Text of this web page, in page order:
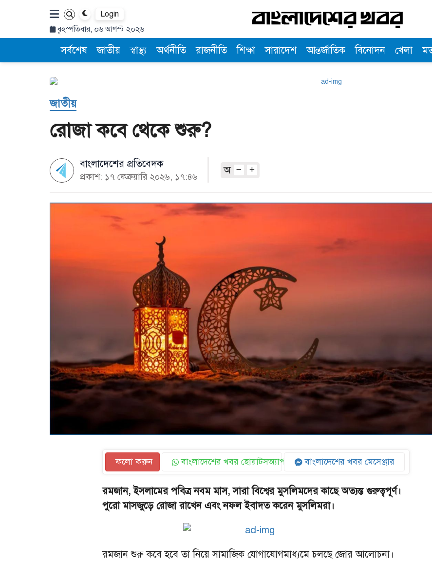
Login
বৃহস্পতিবার, ০৬ আগস্ট ২০২৬
সর্বশেষ জাতীয় স্বাস্থ্য অর্থনীতি রাজনীতি শিক্ষা সারাদেশ আন্তর্জাতিক বিনোদন খেলা
জাতীয়
রোজা কবে থেকে শুরু?
বাংলাদেশের প্রতিবেদক
প্রকাশ: ১৭ ফেব্রুয়ারি ২০২৬, ১৭:৪৬
অ
ফলো করুন বাংলাদেশের খবর হোয়াটসঅ্যাপ বাংলাদেশের খবর মেসেঞ্জার
রমজান, ইসলামের পবিত্র নবম মাস, সারা বিশ্বের মুসলিমদের কাছে অত্যন্ত গুরুত্বপূর্ণ।
পুরো মাসজুড়ে রোজা রাখেন এবং নফল ইবাদত করেন মুসলিমরা।
রমজান শুরু কবে হবে তা নিয়ে সামাজিক যোগাযোগমাধ্যমে চলছে জোর আলোচনা।